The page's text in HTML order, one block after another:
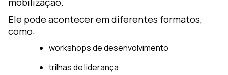
Ele pode acontecer em diferentes formatos,
como:
workshops de desenvolvimento
trilhas de liderança